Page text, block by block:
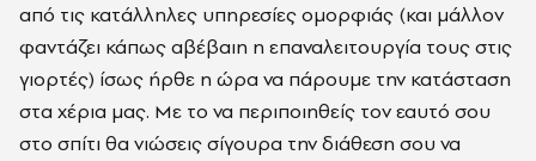
από τις κατάλληλες υπηρεσίες ομορφιάς (και μάλλον
φαντάζει κάπως αβέβαιη η επαναλειτουργία τους στις
γιορτές) ίσως ήρθε η ώρα να πάρουμε την κατάσταση
στα χέρια μας. Με το να περιποιηθείς τον εαυτό σου
στο σπίτι θα νιώσεις σίγουρα την διάθεση σου να